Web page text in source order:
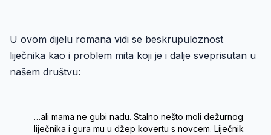
U ovom dijelu romana vidi se beskrupuloznost
liječnika kao i problem mita koji je i dalje sveprisutan u
našem društvu:
…ali mama ne gubi nadu. Stalno nešto moli dežurnog
liječnika i gura mu u džep kovertu s novcem. Liječnik